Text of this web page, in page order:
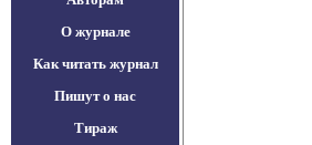
О журнале
Как читать журнал
Пишут о нас
Тираж